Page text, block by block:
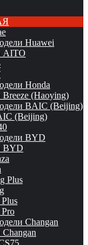
Huawei
AITO
Honda
(Haoying)
BAIC (Beijing)
(Beijing)
BYD
BYD
Plus
Changan